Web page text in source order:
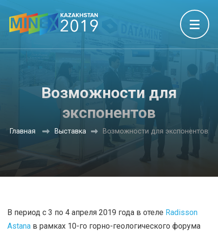
Возможности для
экспонентов
Главная Выставка Возможности для экспонентов
В период с 3 по 4 апреля 2019 года в отеле Radisson
Astana в рамках 10-го горно-геологического форума